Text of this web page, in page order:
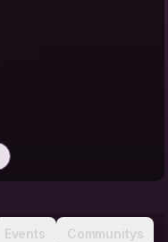
Events Communitys